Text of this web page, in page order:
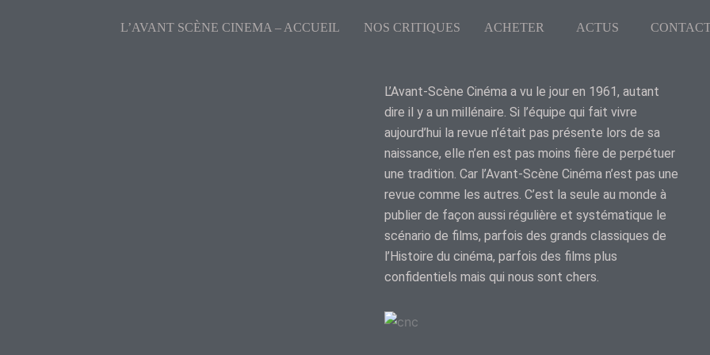
L’AVANT SCÈNE CINEMA – ACCUEIL NOS CRITIQUES ACHETER ACTUS
L’Avant-Scène Cinéma a vu le jour en 1961, autant
dire il y a un millénaire. Si l’équipe qui fait vivre
aujourd’hui la revue n’était pas présente lors de sa
naissance, elle n’en est pas moins fière de perpétuer
une tradition. Car l’Avant-Scène Cinéma n’est pas une
revue comme les autres. C’est la seule au monde à
publier de façon aussi régulière et systématique le
scénario de films, parfois des grands classiques de
l’Histoire du cinéma, parfois des films plus
confidentiels mais qui nous sont chers.